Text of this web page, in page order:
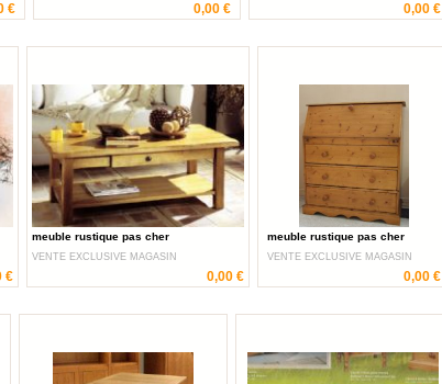
€ 0,00 € 0,00 €
€
meuble rustique pas cher
VENTE EXCLUSIVE MAGASIN
0,00 €
meuble rustique pas cher
VENTE EXCLUSIVE MAGASIN
0,00 €